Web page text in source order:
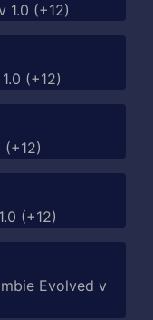
1.0 (+12)
(+12)
(+12)
(+12)
Evolved v